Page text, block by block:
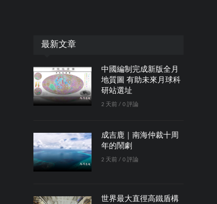
最新文章
中國編制完成新版全月
地質圖 有助未來月球科
研站選址
2 天前 / 0 評論
成吉鹿｜南海仲裁十周
年的鬧劇
2 天前 / 0 評論
世界最大直徑高鐵盾構